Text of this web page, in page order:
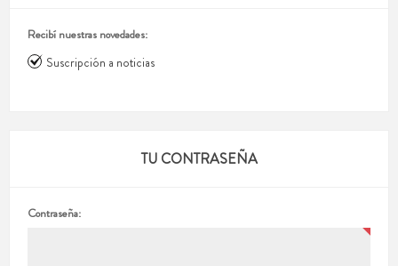
Recibí nuestras novedades:
Suscripción a noticias
TU CONTRASEÑA
Contraseña: